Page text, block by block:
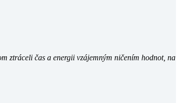
ztráceli čas a energii vzájemným ničením hodnot, na